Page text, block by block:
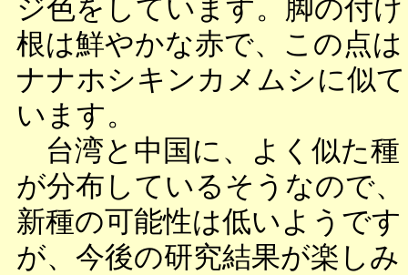
ジ色をしています。脚の付け
根は鮮やかな赤で、この点は
ナナホシキンカメムシに似て
います。
台湾と中国に、よく似た種
が分布しているそうなので、
新種の可能性は低いようです
が、今後の研究結果が楽しみ